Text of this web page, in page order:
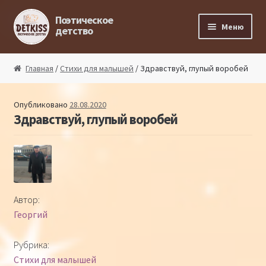
Перейти к навигации
Перейти к содержимому
Поэтическое
детство Меню
Поэтический ликбез
Поэтический блог
Детская философия
Главная /Стихи для малышей / Здравствуй, глупый воробей
Опубликовано 28.08.2020
Здравствуй, глупый воробей
Автор:
Георгий
Рубрика:
Стихи для малышей